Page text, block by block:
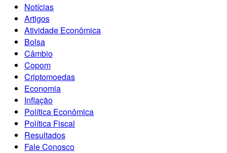
Notícias
Artigos
Atividade Econômica
Bolsa
Câmbio
Copom
Criptomoedas
Economia
Inflação
Política Econômica
Política Fiscal
Resultados
Fale Conosco